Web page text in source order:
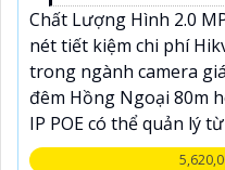
Chất Lượng Hình 2.0
nét tiết kiệm chi phí
trong ngành camera
đêm Hồng Ngoại 80m
IP POE có thể quản lý